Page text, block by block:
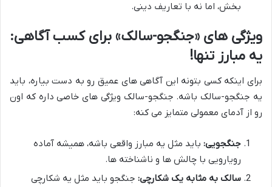
بخش، اما نه با تعاریف دینی.
ویژگی های «جنگجو-سالک» برای کسب آگاهی:
یه مبارز تنها!
برای اینکه کسی بتونه این آگاهی های عمیق رو به دست بیاره، باید
یه جنگجو-سالک باشه. جنگجو-سالک ویژگی های خاصی داره که اون
رو از آدمای معمولی متمایز می کنه:
جنگجویی: باید مثل یه مبارز واقعی باشه، همیشه آماده
رویارویی با چالش ها و ناشناخته ها.
سالک به مثابه یک شکارچی: جنگجو باید مثل یه شکارچی